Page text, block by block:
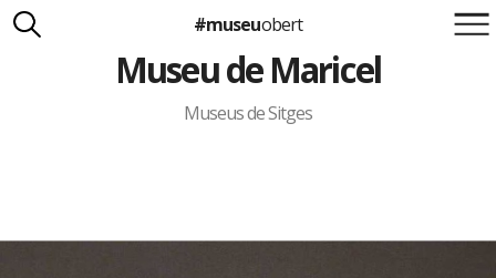
Suma't a la iniciativa
Carlota Royo
Francesca Barcellona
#museuobert
Museu de Maricel
Museus de Sitges